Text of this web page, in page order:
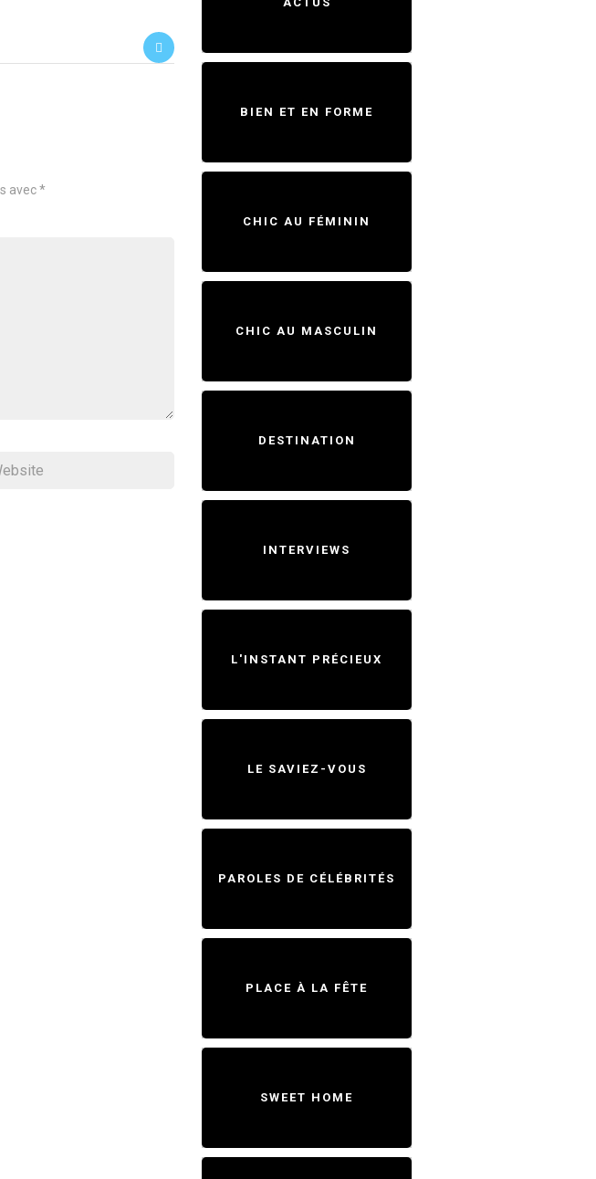
avec*
BIEN ET EN FORME
CHIC AU FÉMININ
CHIC AU MASCULIN
DESTINATION
INTERVIEWS
L'INSTANT PRÉCIEUX
LE SAVIEZ-VOUS
PAROLES DE CÉLÉBRITÉS
PLACE À LA FÊTE
SWEET HOME